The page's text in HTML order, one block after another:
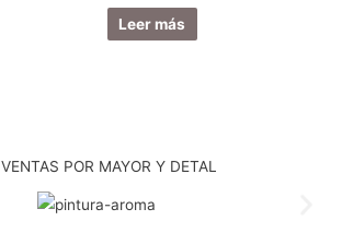
Leer más
VENTAS POR MAYOR Y DETAL